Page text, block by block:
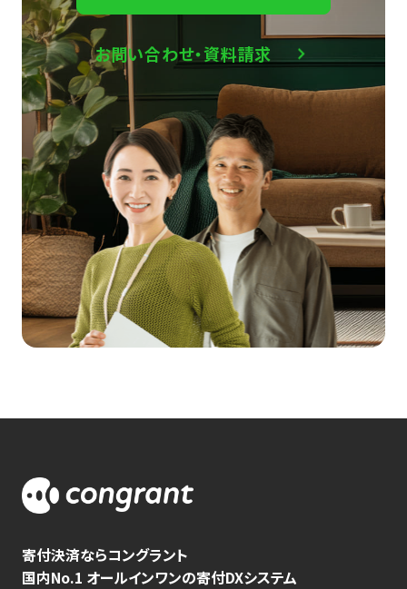
お問い合わせ・資料請求
寄付決済ならコングラント
国内No.1 オールインワンの寄付DXシステム